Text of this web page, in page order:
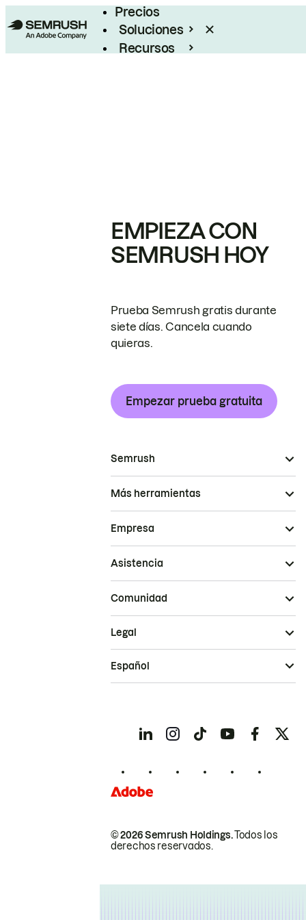
Precios
Soluciones
Recursos
EMPIEZA CON
SEMRUSH HOY
Prueba Semrush gratis durante
siete días. Cancela cuando
quieras.
Empezar prueba gratuita
Semrush
Más herramientas
Empresa
Asistencia
Comunidad
© 2026 Semrush Holdings.Todos los
derechos reservados.
Legal
Español